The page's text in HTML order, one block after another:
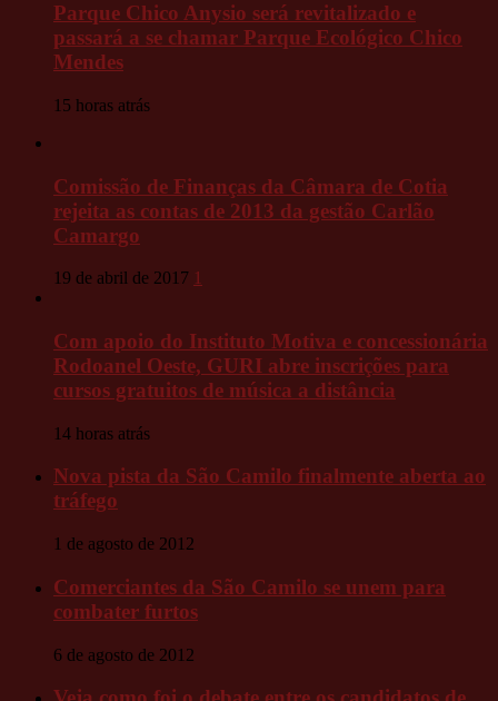
Parque Chico Anysio será revitalizado e
passará a se chamar Parque Ecológico Chico
Mendes
15 horas atrás
Comissão de Finanças da Câmara de Cotia
rejeita as contas de 2013 da gestão Carlão
Camargo
19 de abril de 2017 1
Com apoio do Instituto Motiva e concessionária
Rodoanel Oeste, GURI abre inscrições para
cursos gratuitos de música a distância
14 horas atrás
Nova pista da São Camilo finalmente aberta ao
tráfego
1 de agosto de 2012
Comerciantes da São Camilo se unem para
combater furtos
6 de agosto de 2012